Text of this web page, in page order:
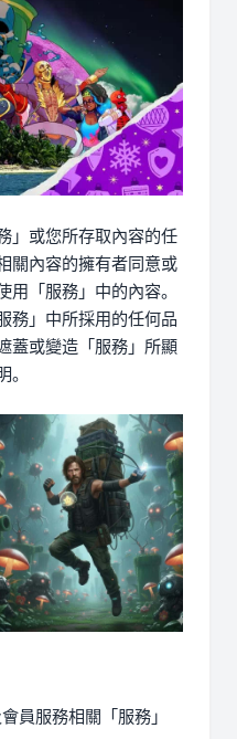
」或您所存取內容的任
關內容的擁有者同意或
「服務」中的內容。
務」中所採用的任何品
蓋或變造「服務」所顯
員服務相關「服務」